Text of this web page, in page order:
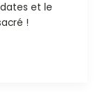
et le
!